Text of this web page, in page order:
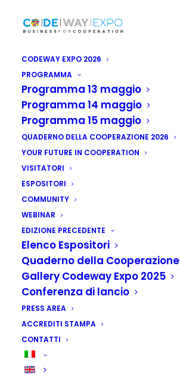
CODEWAY EXPO 2026
PROGRAMMA
Programma 13 maggio
Programma 14 maggio
Programma 15 maggio
QUADERNO DELLA COOPERAZIONE 2026
YOUR FUTURE IN COOPERATION
VISITATORI
ESPOSITORI
COMMUNITY
WEBINAR
EDIZIONE PRECEDENTE
Elenco Espositori
Quaderno della Cooperazione
Gallery Codeway Expo 2025
Conferenza di lancio
PRESS AREA
ACCREDITI STAMPA
CONTATTI